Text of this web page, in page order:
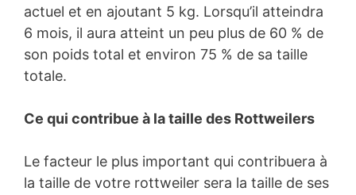
actuel et en ajoutant 5 kg. Lorsqu’il atteindra
6 mois, il aura atteint un peu plus de 60 % de
son poids total et environ 75 % de sa taille
totale.
Ce qui contribue à la taille des Rottweilers
Le facteur le plus important qui contribuera à
la taille de votre rottweiler sera la taille de ses